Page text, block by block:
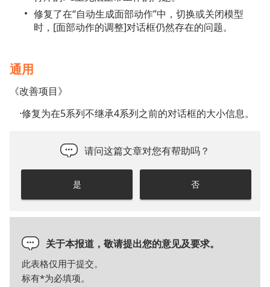
修复了在“自动生成面部动作”中，切换或关闭模型
时，[面部动作的调整]对话框仍然存在的问题。
通用
《改善项目》
·修复为在5系列不继承4系列之前的对话框的大小信息。
请问这篇文章对您有帮助吗？
是 否
关于本报道，敬请提出您的意见及要求。
此表格仅用于提交。
标有*为必填项。